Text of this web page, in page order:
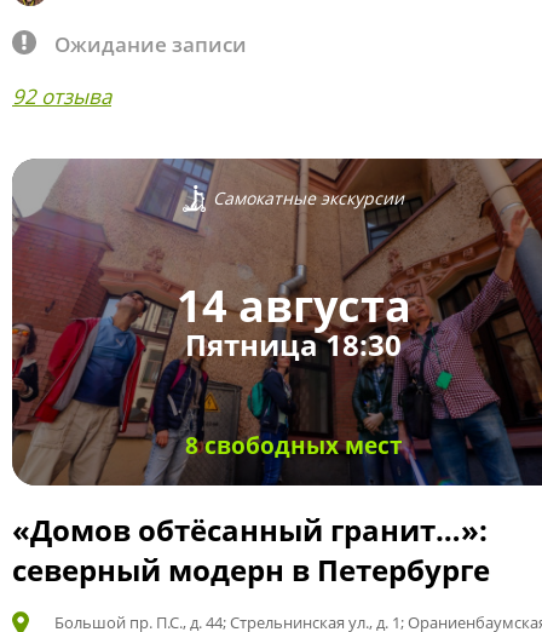
Ожидание записи
92 отзыва
Самокатные экскурсии
14 августа
Пятница 18:30
8 свободных мест
«Домов обтёсанный гранит…»:
северный модерн в Петербурге
Большой пр. П.С., д. 44; Стрельнинская ул., д. 1;